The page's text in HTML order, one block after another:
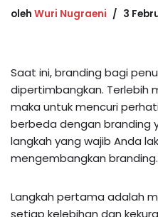
oleh Wuri Nugraeni 3
Saat ini, branding bagi
dipertimbangkan. Terlebih
maka untuk mencuri
berbeda dengan branding
langkah yang wajib Anda
mengembangkan branding.
Langkah pertama adalah
setiap kelebihan dan